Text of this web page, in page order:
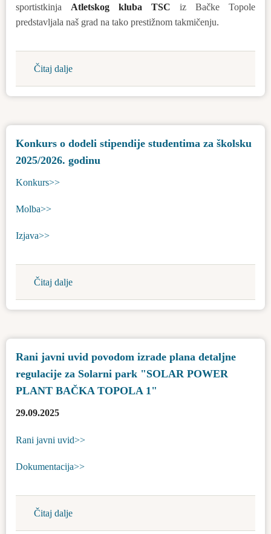
sportistkinja Atletskog kluba TSC iz Bačke Topole
predstavljala naš grad na tako prestižnom takmičenju.
Čitaj dalje
Na
TSC
poželeli
dobrodošlicu
Konkurs o dodeli stipendije studentima za školsku
2025/2026. godinu
Konkurs>>
Molba>>
Izjava>>
Čitaj dalje
Konkurs
o
studentima
za
školsku
Rani javni uvid povodom izrade plana detaljne
regulacije za Solarni park "SOLAR POWER
PLANT BAČKA TOPOLA 1"
29.09.2025
Rani javni uvid>>
Dokumentacija>>
Čitaj dalje
Rani